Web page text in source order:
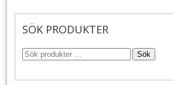
SÖK PRODUKTER
Sök